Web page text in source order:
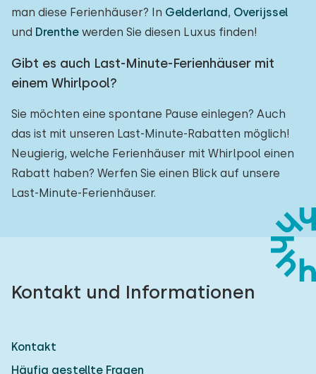
man diese Ferienhäuser? In Gelderland, Overijssel
und Drenthe werden Sie diesen Luxus finden!
Gibt es auch Last-Minute-Ferienhäuser mit
einem Whirlpool?
Sie möchten eine spontane Pause einlegen? Auch
das ist mit unseren Last-Minute-Rabatten möglich!
Neugierig, welche Ferienhäuser mit Whirlpool einen
Rabatt haben? Werfen Sie einen Blick auf unsere
Last-Minute-Ferienhäuser.
Kontakt und Informationen
Kontakt
Häufig gestellte Fragen